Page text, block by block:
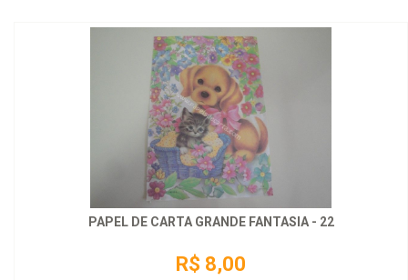
PAPEL DE CARTA GRANDE FANTASIA - 22
R$ 8,00